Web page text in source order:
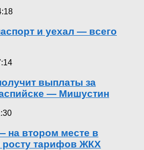
и уехал — всего
выплаты за
— Мишустин
на втором месте в
росту тарифов ЖКХ